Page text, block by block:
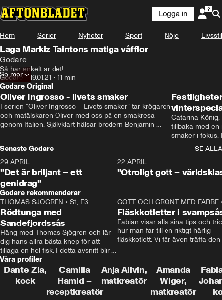
Logga in
Hem Serier Nyheter Sport Nöje Livsstil
Laga Markiz Taintons matiga våfflor
Godare
Så här enkelt är det!
Godare • 19.01.21 • 11 min
Se mer
Godare Original
Oliver Ingrosso - livets smaker
I serien ”Oliver Ingrosso – Livets smaker” tar krögaren
och matälskaren Oliver med oss på en smakresa
genom Italien. Självklart hälsar brodern Benjamin
Catarina
tillbaka med en
smaker i fokus.
julfavoriter
Senaste Godare
SE ALLA
29 APRIL
”Det är briljant – ett
genidrag”
22 APRIL
”Otroligt gott –
Godare rekommenderar
THOMAS SJÖGREN • S1, E3
Rödtunga med
Sandefjordssås
Häng med Thomas Sjögren och lär
dig hans allra bästa knep för att
tillaga en hel fisk. I detta avsnitt blir
de helstekt rödtunga med
sandefjordssås och en magisk sallad
på pepparrot och äpple.
GOTT OCH GRÖNT MED FABBE
Fläskkotletter i
Fabian visar alla sina tips och
hur man får till en riktigt härlig
fläskkotlett. Vi får även träffa den
grisbonde på Gotland.
Våra profiler
Dante Zia,
kock
Camilla
Hamid –
receptkreatör
Anja Allvin,
matkreatör
Amanda
Wiger,
matkreatör